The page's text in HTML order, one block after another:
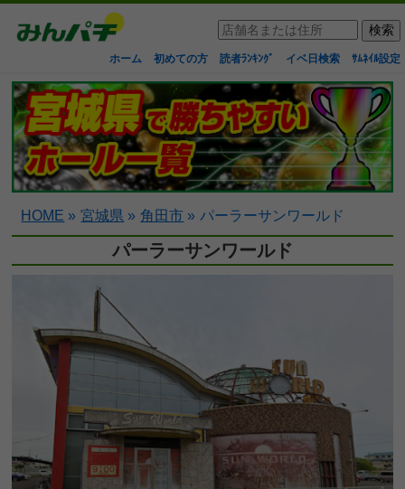
ホーム 初めての方 読者ﾗﾝｷﾝｸﾞ イベ日検索 ｻﾑﾈｲﾙ設定
HOME » 宮城県 » 角田市 » パーラーサンワールド
パーラーサンワールド